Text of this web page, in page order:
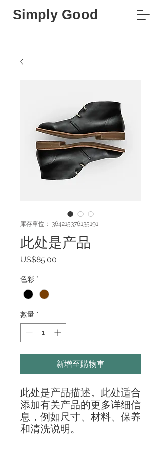
Simply Good
庫存單位： 364215376135191
此处是产品
US$85.00
色彩 *
數量 *
新增至購物車
此处是产品描述。此处适合
添加有关产品的更多详细信
息，例如尺寸、材料、保养
和清洗说明。